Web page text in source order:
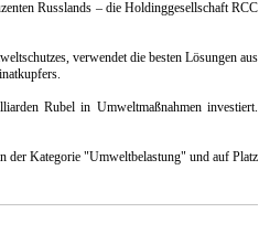
Russlands – die Holdinggesellschaft RCC
verwendet die besten Lösungen aus
Rubel in Umweltmaßnahmen investiert.
der Kategorie "Umweltbelastung" und auf Platz